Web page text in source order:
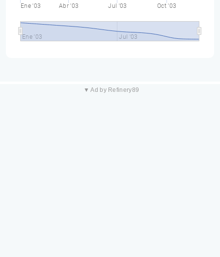
Ene '03 Abr '03 Jul '03 Oct '03
Ene '03 Jul '03
▼ Ad by Refinery89